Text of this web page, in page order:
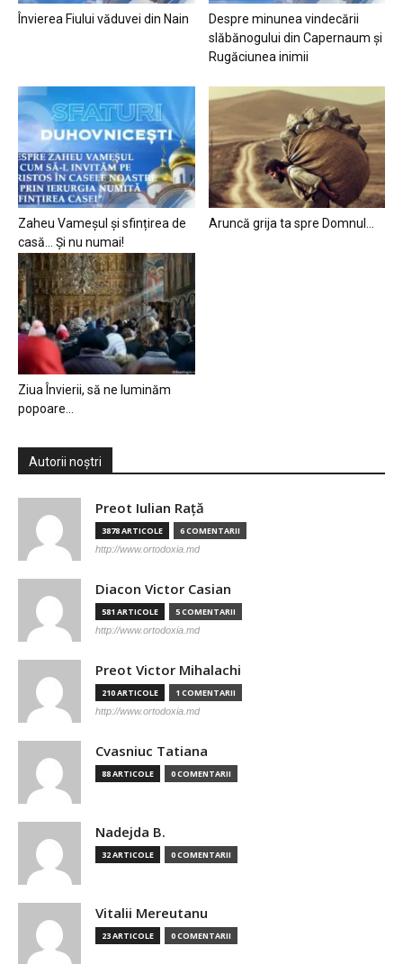
Învierea Fiului văduvei din Nain
Despre minunea vindecării
slăbănogului din Capernaum și
Rugăciunea inimii
Zaheu Vameșul și sfințirea de
casă… Și nu numai!
Aruncă grija ta spre Domnul…
Ziua Învierii, să ne luminăm
popoare…
Autorii noștri
Preot Iulian Raţă
3878 ARTICOLE 6 COMENTARII
http://www.ortodoxia.md
Diacon Victor Casian
581 ARTICOLE 5 COMENTARII
http://www.ortodoxia.md
Preot Victor Mihalachi
210 ARTICOLE 1 COMENTARII
http://www.ortodoxia.md
Cvasniuc Tatiana
88 ARTICOLE 0 COMENTARII
Nadejda B.
32 ARTICOLE 0 COMENTARII
Vitalii Mereutanu
23 ARTICOLE 0 COMENTARII